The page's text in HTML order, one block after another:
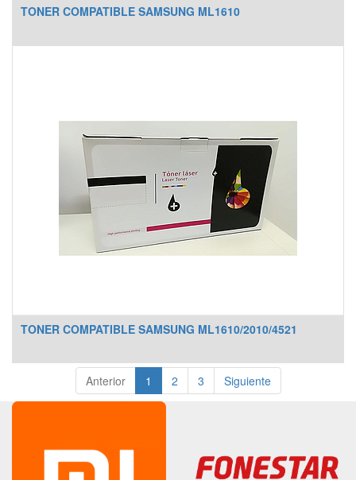
TONER COMPATIBLE SAMSUNG ML1610
TONER COMPATIBLE SAMSUNG ML1610/2010/4521
Anterior 1 2 3 Siguiente